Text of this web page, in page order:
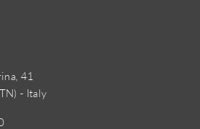
41
- Italy